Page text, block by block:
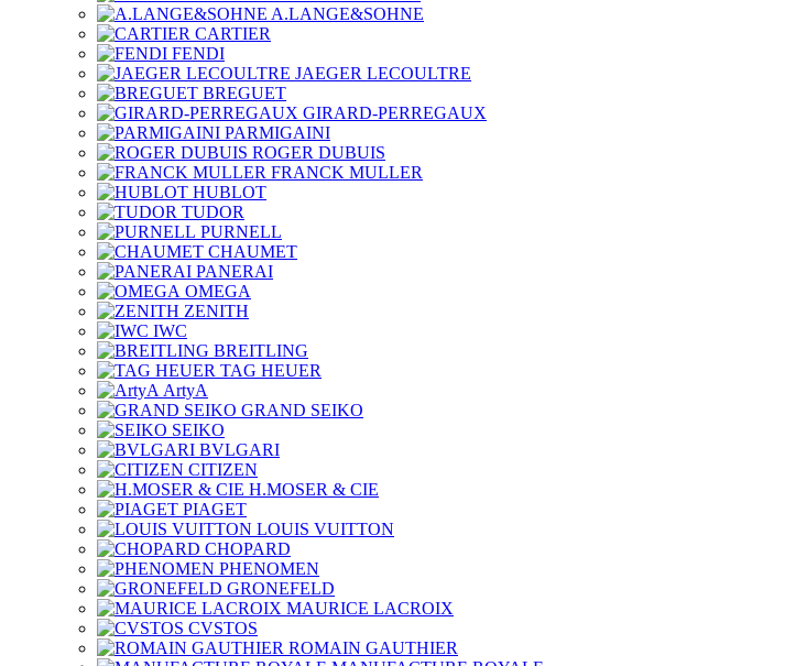
A.LANGE&SOHNE
CARTIER
FENDI
JAEGER LECOULTRE
BREGUET
GIRARD-PERREGAUX
PARMIGAINI
ROGER DUBUIS
FRANCK MULLER
HUBLOT
TUDOR
PURNELL
CHAUMET
PANERAI
OMEGA
ZENITH
IWC
BREITLING
TAG HEUER
ArtyA
GRAND SEIKO
SEIKO
BVLGARI
CITIZEN
H.MOSER & CIE
PIAGET
LOUIS VUITTON
CHOPARD
PHENOMEN
GRONEFELD
MAURICE LACROIX
CVSTOS
ROMAIN GAUTHIER